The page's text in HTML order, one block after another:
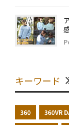
キーワード
360 360VR